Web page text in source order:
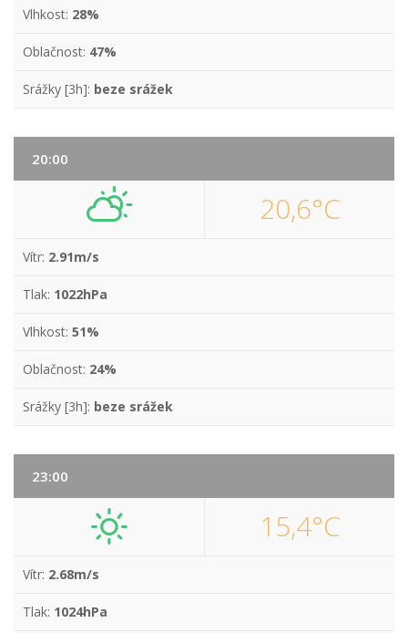
Vlhkost: 28%
Oblačnost: 47%
Srážky [3h]: beze srážek
20:00
20,6°C
Vítr: 2.91m/s
Tlak: 1022hPa
Vlhkost: 51%
Oblačnost: 24%
Srážky [3h]: beze srážek
23:00
15,4°C
Vítr: 2.68m/s
Tlak: 1024hPa